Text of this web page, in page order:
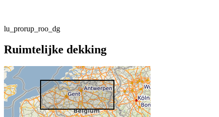
lu_prorup_roo_dg
Ruimtelijke dekking